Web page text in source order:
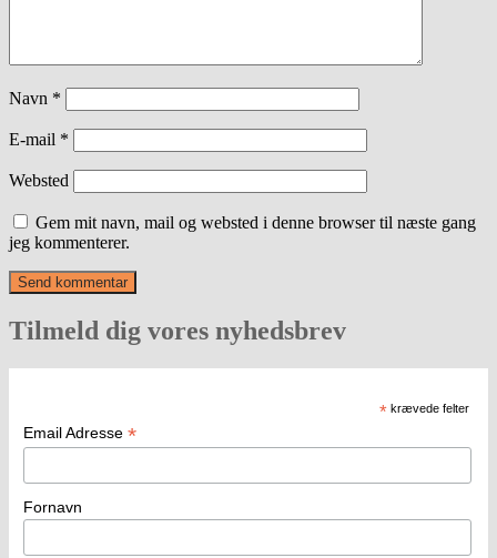
Navn *
E-mail *
Websted
Gem mit navn, mail og websted i denne browser til næste gang
jeg kommenterer.
Tilmeld dig vores nyhedsbrev
* krævede felter
Email Adresse *
Fornavn